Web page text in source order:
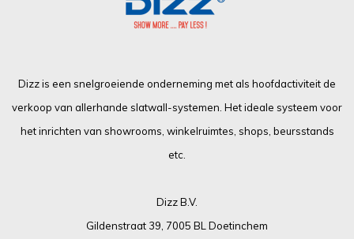
Dizz is een snelgroeiende onderneming met als hoofdactiviteit de
verkoop van allerhande slatwall-systemen. Het ideale systeem voor
het inrichten van showrooms, winkelruimtes, shops, beursstands
etc.
Dizz B.V.
Gildenstraat 39, 7005 BL Doetinchem